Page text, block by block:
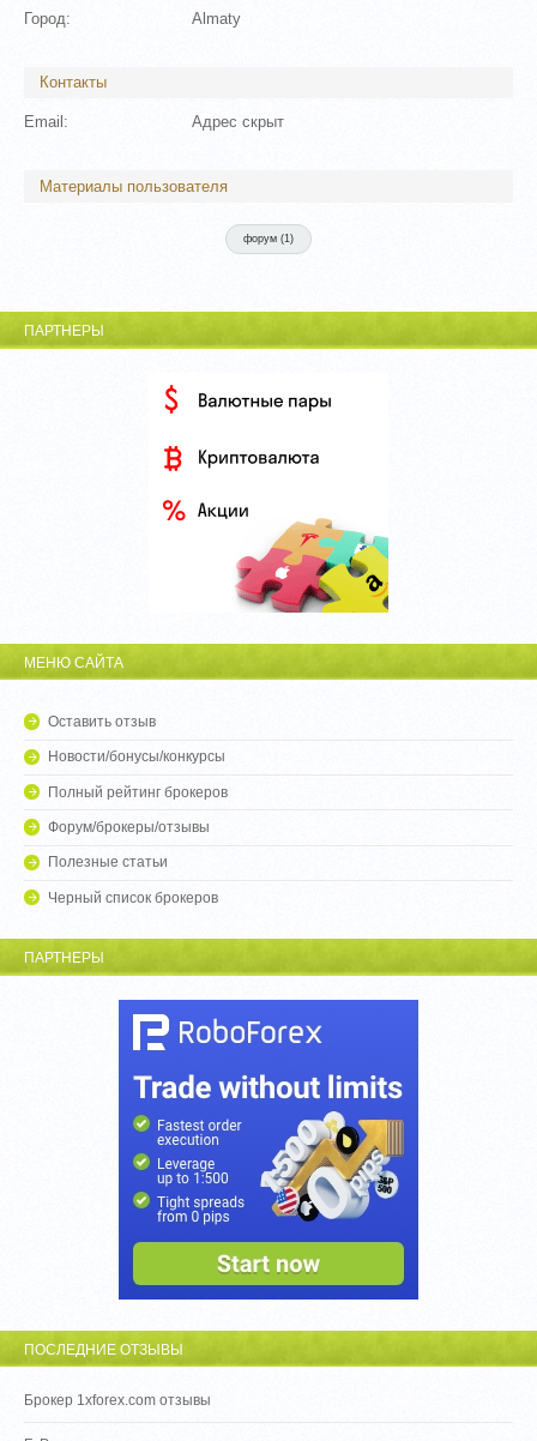
Город: Almaty
Контакты
Email: Адрес скрыт
Материалы пользователя
форум (1)
ПАРТНЕРЫ
МЕНЮ САЙТА
Оставить отзыв
Новости/бонусы/конкурсы
Полный рейтинг брокеров
Форум/брокеры/отзывы
Полезные статьи
Черный список брокеров
ПАРТНЕРЫ
ПОСЛЕДНИЕ ОТЗЫВЫ
Брокер 1xforex.com отзывы